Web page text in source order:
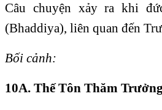
Câu chuyện xảy ra khi
(Bhaddiya), liên quan đến
Bối cảnh:
10A. Thế Tôn Thăm